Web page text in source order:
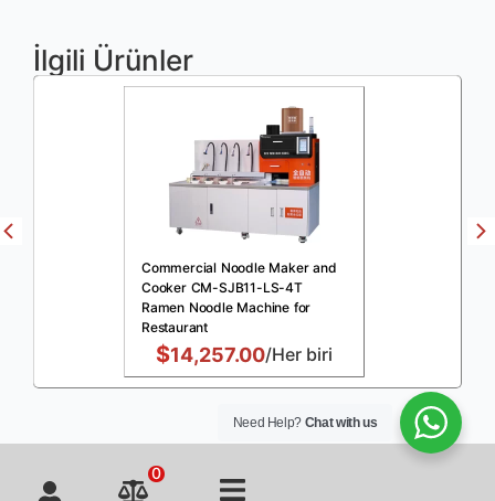
İlgili Ürünler
Commercial Noodle Maker and
Cooker CM-SJB11-LS-4T
Ramen Noodle Machine for
Restaurant
$14,257.00/Her biri
0
Need Help? Chat with us